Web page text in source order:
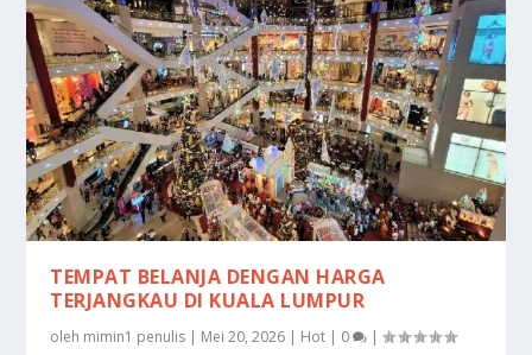
TEMPAT BELANJA DENGAN HARGA
TERJANGKAU DI KUALA LUMPUR
oleh mimin1 penulis | Mei 20, 2026 | Hot | 0 |